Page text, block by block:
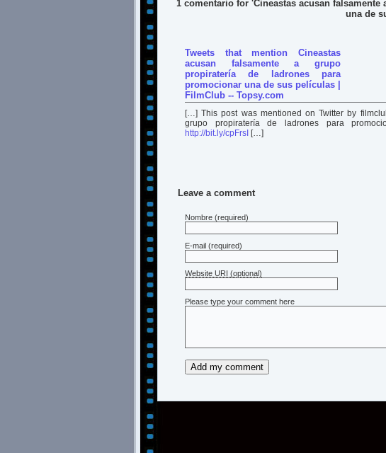
1 comentario for 'Cineastas acusan
una de
Tweets that mention Cineastas
acusan falsamente a grupo
propiratería de ladrones para
promocionar una de sus películas |
FilmClub -- Topsy.com
[…] This post was mentioned on Twitter by
grupo propiratería de ladrones para
http://bit.ly/cpFrsI […]
Leave a comment
Nombre (required)
E-mail (required)
Website URI (optional)
Please type your comment here